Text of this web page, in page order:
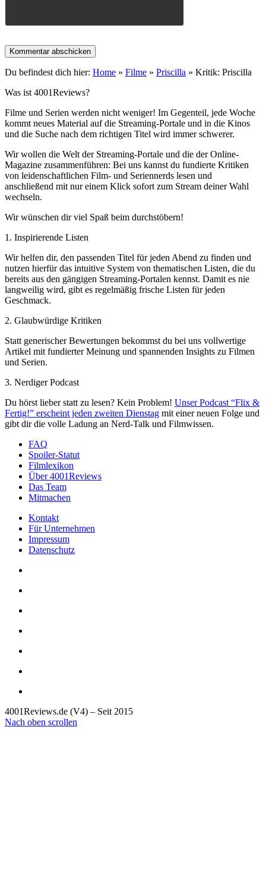
Du befindest dich hier: Home » Filme » Priscilla » Kritik: Priscilla
Was ist 4001Reviews?
Filme und Serien werden nicht weniger! Im Gegenteil, jede Woche
kommt neues Material auf die Streaming-Portale und in die Kinos
und die Suche nach dem richtigen Titel wird immer schwerer.
Wir wollen die Welt der Streaming-Portale und die der Online-
Magazine zusammenführen: Bei uns kannst du fundierte Kritiken
von leidenschaftlichen Film- und Seriennerds lesen und
anschließend mit nur einem Klick sofort zum Stream deiner Wahl
wechseln.
Wir wünschen dir viel Spaß beim durchstöbern!
1. Inspirierende Listen
Wir helfen dir, den passenden Titel für jeden Abend zu finden und
nutzen hierfür das intuitive System von thematischen Listen, die du
bereits aus den gängigen Streaming-Portalen kennst. Damit es nie
langweilig wird, gibt es regelmäßig frische Listen für jeden
Geschmack.
2. Glaubwürdige Kritiken
Statt generischer Bewertungen bekommst du bei uns vollwertige
Artikel mit fundierter Meinung und spannenden Insights zu Filmen
und Serien.
3. Nerdiger Podcast
Du hörst lieber statt zu lesen? Kein Problem! Unser Podcast “Flix &
Fertig!” erscheint jeden zweiten Dienstag mit einer neuen Folge und
gibt dir die volle Ladung an Nerd-Talk und Filmwissen.
FAQ
Spoiler-Statut
Filmlexikon
Über 4001Reviews
Das Team
Mitmachen
Kontakt
Für Unternehmen
Impressum
Datenschutz
4001Reviews.de (V4) – Seit 2015
Nach oben scrollen